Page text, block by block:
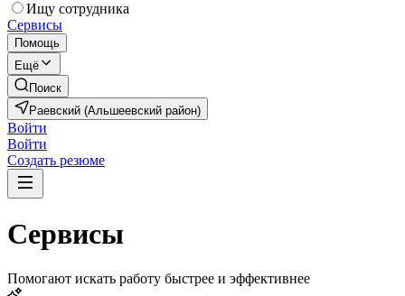
Ищу сотрудника
Сервисы
Помощь
Ещё
Поиск
Раевский (Альшеевский район)
Войти
Войти
Создать резюме
Сервисы
Помогают искать работу быстрее и эффективнее